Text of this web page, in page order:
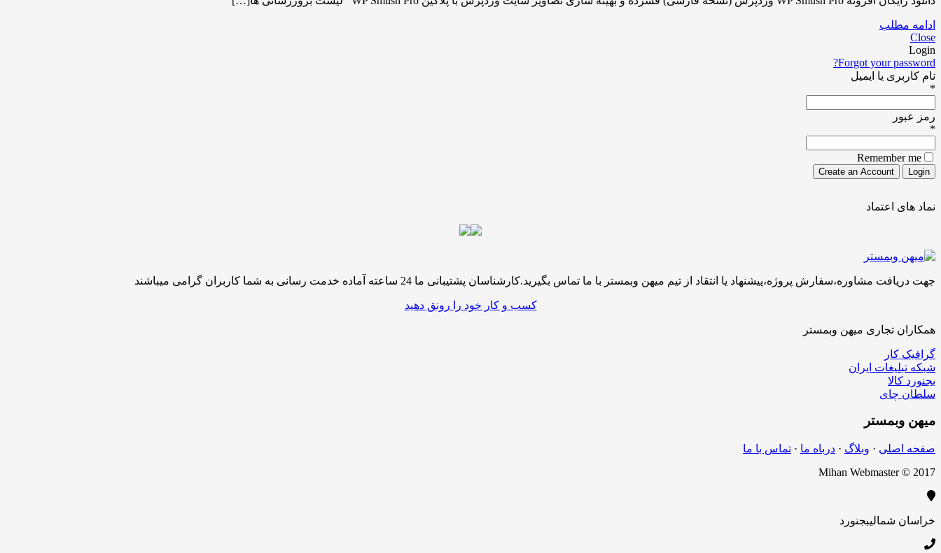
ادامه مطلب
Close
Login
Forgot your password?
نام کاربری یا ایمیل
*
رمز عبور
*
Remember me
نماد های اعتماد
جهت دریافت مشاوره،سفارش پروژه،پیشنهاد یا انتقاد از تیم میهن وبمستر با ما تماس بگیرید.کارشناسان پشتیبانی ما 24 ساعته آماده خدمت رسانی به شما کاربران گرامی میباشند
کسب و کار خود را رونق دهید
همکاران تجاری میهن وبمستر
گرافیک کار
شبکه تبلیغات ایران
بجنورد کالا
سلطان چای
میهن وبمستر
صفحه اصلی · وبلاگ · درباه ما · تماس با ما
Mihan Webmaster © 2017
خراسان شمالیبجنورد